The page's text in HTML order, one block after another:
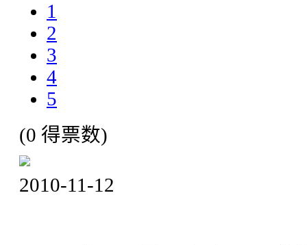
1
2
3
4
5
(0 得票数)
2010-11-12